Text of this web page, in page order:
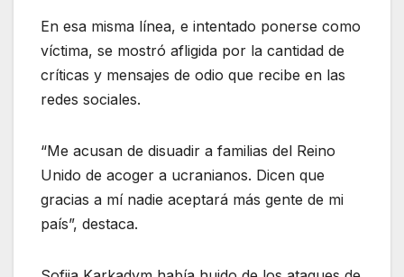
En esa misma línea, e intentado ponerse como
víctima, se mostró afligida por la cantidad de
críticas y mensajes de odio que recibe en las
redes sociales.
“Me acusan de disuadir a familias del Reino
Unido de acoger a ucranianos. Dicen que
gracias a mí nadie aceptará más gente de mi
país”, destaca.